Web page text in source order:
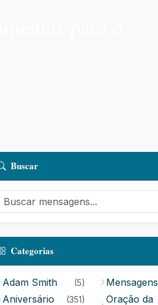
Buscar
Categorias
Adam Smith (5)
Aniversário (351)
Mensagens
Oração da